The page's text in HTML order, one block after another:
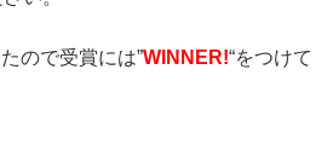
ので受賞には”WINNER!“をつけて